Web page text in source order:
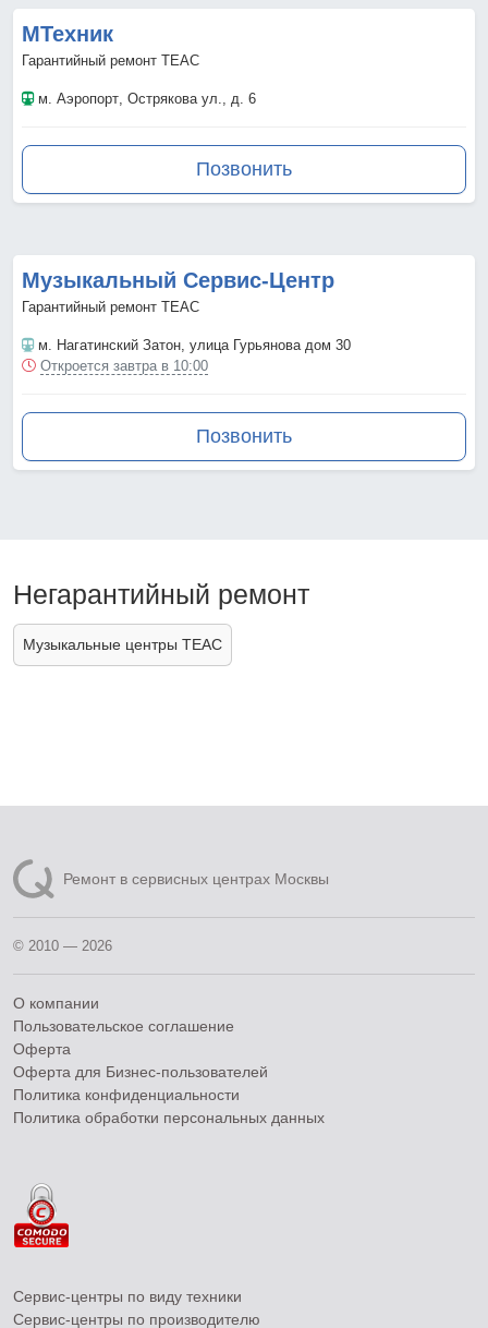
МТехник
Гарантийный ремонт TEAC
м. Аэропорт, Острякова ул., д. 6
Позвонить
Музыкальный Сервис-Центр
Гарантийный ремонт TEAC
м. Нагатинский Затон, улица Гурьянова дом 30
Откроется завтра в 10:00
Позвонить
Негарантийный ремонт
Музыкальные центры TEAC
Ремонт в сервисных центрах Москвы
© 2010 — 2026
О компании
Пользовательское соглашение
Оферта
Оферта для Бизнес-пользователей
Политика конфиденциальности
Политика обработки персональных данных
Сервис-центры по виду техники
Сервис-центры по производителю